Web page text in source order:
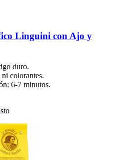
Linguini con Ajo y
duro.
ni colorantes.
6-7 minutos.